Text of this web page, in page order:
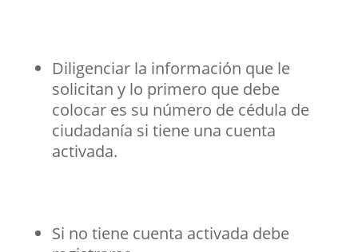
Diligenciar la información que le
solicitan y lo primero que debe
colocar es su número de cédula de
ciudadanía si tiene una cuenta
activada.
Si no tiene cuenta activada debe